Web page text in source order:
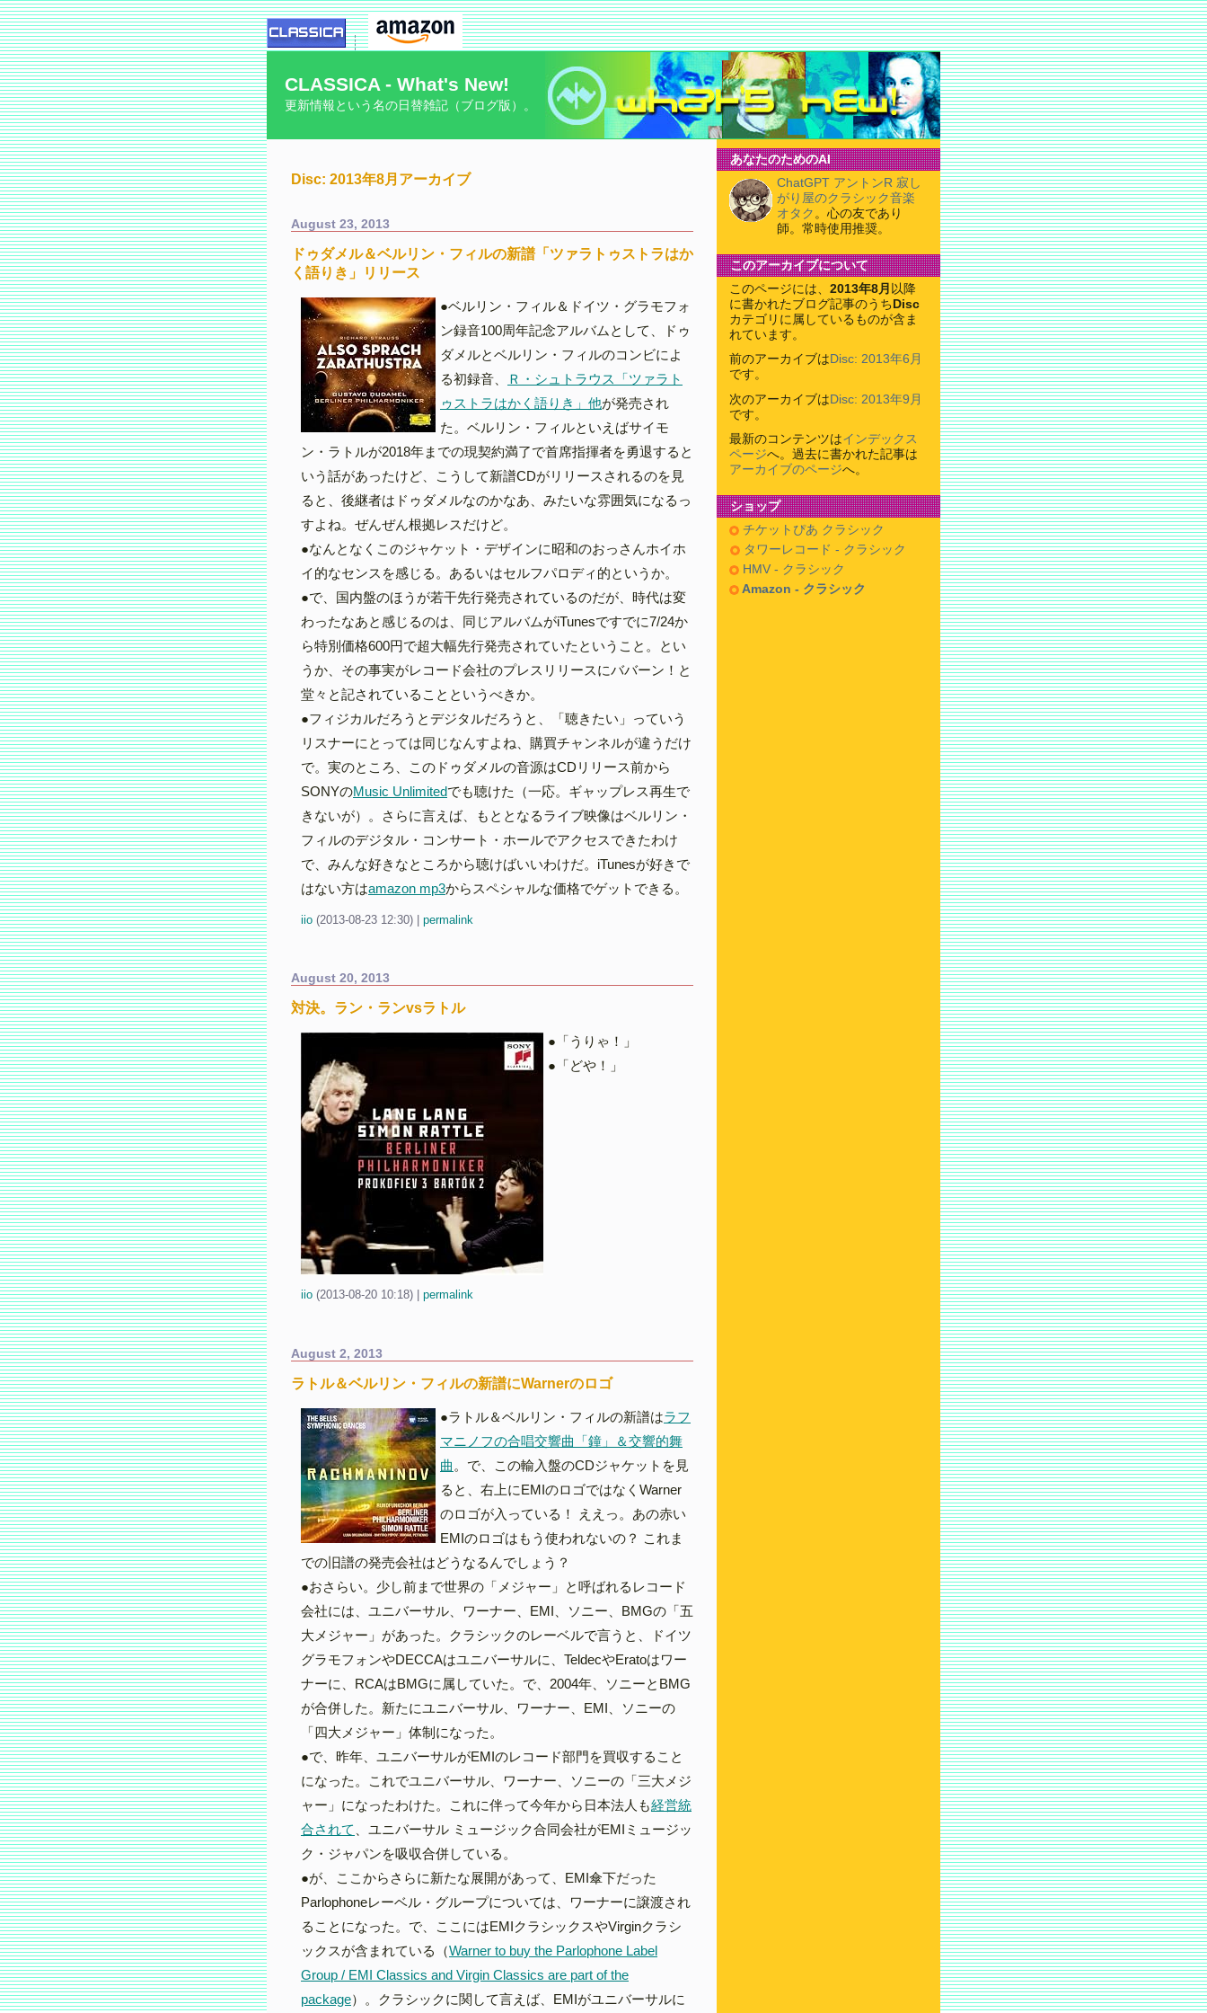
CLASSICA - What's New!
更新情報という名の日替雑記（ブログ版）。
Disc: 2013年8月アーカイブ
August 23, 2013
ドゥダメル＆ベルリン・フィルの新譜「ツァラトゥストラはか
く語りき」リリース
●ベルリン・フィル＆ドイツ・グラモフォ
ン録音100周年記念アルバムとして、ドゥ
ダメルとベルリン・フィルのコンビによ
る初録音、
Ｒ・シュトラウス「ツァラト
ゥストラはかく語りき」他が発売され
た。ベルリン・フィルといえばサイモ
ン・ラトルが2018年までの現契約満了で首席指揮者を勇退すると
いう話があったけど、こうして新譜CDがリリースされるのを見
ると、後継者はドゥダメルなのかなあ、みたいな雰囲気になるっ
すよね。ぜんぜん根拠レスだけど。
●なんとなくこのジャケット・デザインに昭和のおっさんホイホ
イ的なセンスを感じる。あるいはセルフパロディ的というか。
●で、国内盤のほうが若干先行発売されているのだが、時代は変
わったなあと感じるのは、同じアルバムがiTunesですでに7/24か
ら特別価格600円で超大幅先行発売されていたということ。とい
うか、その事実がレコード会社のプレスリリースにババーン！と
堂々と記されていることというべきか。
●フィジカルだろうとデジタルだろうと、「聴きたい」っていう
リスナーにとっては同じなんすよね、購買チャンネルが違うだけ
で。実のところ、このドゥダメルの音源はCDリリース前から
SONYのMusic Unlimitedでも聴けた（一応。ギャップレス再生で
きないが）。さらに言えば、もととなるライブ映像はベルリン・
フィルのデジタル・コンサート・ホールでアクセスできたわけ
で、みんな好きなところから聴けばいいわけだ。iTunesが好きで
はない方はamazon mp3からスペシャルな価格でゲットできる。
iio (2013-08-23 12:30) | permalink
August 20, 2013
対決。ラン・ランvsラトル
●「うりゃ！」
●「どや！」
iio (2013-08-20 10:18) permalink
August 2, 2013
ラトル＆ベルリン・フィルの新譜にWarnerのロゴ
●ラトル＆ベルリン・フィルの新譜はラフ
マニノフの合唱交響曲「鐘」＆交響的舞
曲 。で、この輸入盤のCDジャケットを見
ると、右上にEMIのロゴではなくWarner
のロゴが入っている！ ええっ。あの赤い
EMIのロゴはもう使われないの？ これま
での旧譜の発売会社はどうなるんでしょう？
●おさらい。少し前まで世界の「メジャー」と呼ばれるレコード
会社には、ユニバーサル、ワーナー、EMI、ソニー、BMGの「五
大メジャー」があった。クラシックのレーベルで言うと、ドイツ
グラモフォンやDECCAはユニバーサルに、TeldecやEratoはワー
ナーに、RCAはBMGに属していた。で、2004年、ソニーとBMG
が合併した。新たにユニバーサル、ワーナー、EMI、ソニーの
「四大メジャー」体制になった。
●で、昨年、ユニバーサルがEMIのレコード部門を買収すること
になった。これでユニバーサル、ワーナー、ソニーの「三大メジ
ャー」になったわけた。これに伴って今年から日本法人も経営統
合されて
、ユニバーサル ミュージック合同会社がEMIミュージッ
ク・ジャパンを吸収合併している。
●が、ここからさらに新たな展開があって、EMI傘下だった
Parlophoneレーベル・グループについては、ワーナーに譲渡され
ることになった。で、ここにはEMIクラシックスやVirginクラシ
ックスが含まれている（Warner to buy the Parlophone Label
Group / EMI Classics and Virgin Classics are part of the
package）。クラシックに関して言えば、EMIがユニバーサルに
あなたのためのAI
ChatGPT アントンR 寂し
がり屋のクラシック音楽
オタク 。心の友であり
師。常時使用推奨。
このアーカイブについて
このページには、 2013年8月 以降
に書かれたブログ記事のうち Disc
カテゴリに属しているものが含ま
れています。
前のアーカイブは Disc: 2013年6月
です。
次のアーカイブはDisc: 2013年9月
です。
最新のコンテンツはインデックス
ページへ。過去に書かれた記事は
アーカイブのページへ。
ショップ
チケットぴあ クラシック
タワーレコード - クラシック
HMV - クラシック
Amazon - クラシック